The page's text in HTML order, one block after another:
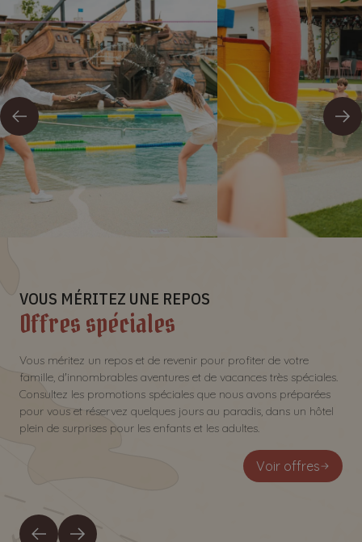
VOUS MÉRITEZ UNE REPOS
Offres spéciales
Vous méritez un repos et de revenir pour profiter de votre
famille, d'innombrables aventures et de vacances très spéciales.
Consultez les promotions spéciales que nous avons préparées
pour vous et réservez quelques jours au paradis, dans un hôtel
plein de surprises pour les enfants et les adultes.
Voir offres